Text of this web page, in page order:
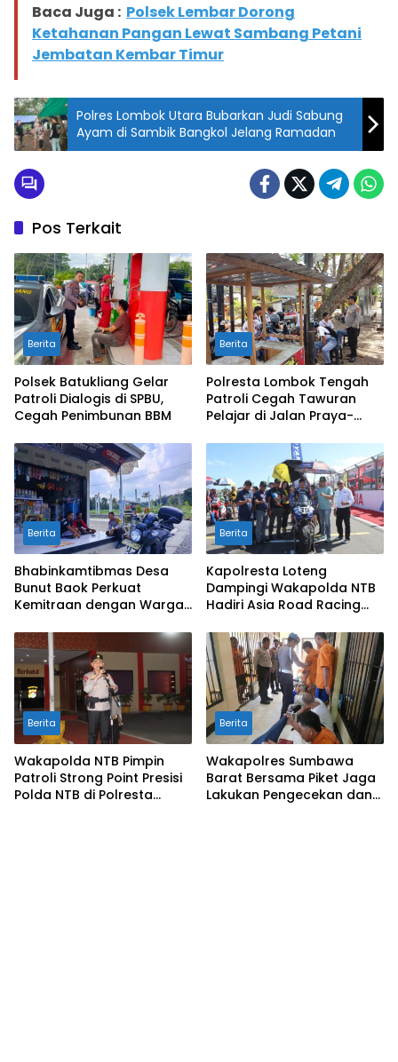
Baca Juga : Polsek Lembar Dorong
Ketahanan Pangan Lewat Sambang Petani
Jembatan Kembar Timur
Polres Lombok Utara Bubarkan Judi Sabung
Ayam di Sambik Bangkol Jelang Ramadan
Pos Terkait
Berita
Polsek Batukliang Gelar
Patroli Dialogis di SPBU,
Cegah Penimbunan BBM
Berita
Polresta Lombok Tengah
Patroli Cegah Tawuran
Pelajar di Jalan Praya-
Berita
Bhabinkamtibmas Desa
Bunut Baok Perkuat
Kemitraan dengan Warga
Berita
Kapolresta Loteng
Dampingi Wakapolda NTB
Hadiri Asia Road Racing
Sirkuit Mandalika
Berita
Wakapolda NTB Pimpin
Patroli Strong Point Presisi
Polda NTB di Polresta
Berita
Wakapolres Sumbawa
Barat Bersama Piket Jaga
Lakukan Pengecekan dan